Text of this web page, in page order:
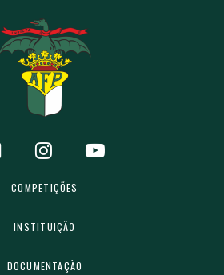
COMPETIÇÕES
INSTITUIÇÃO
DOCUMENTAÇÃO